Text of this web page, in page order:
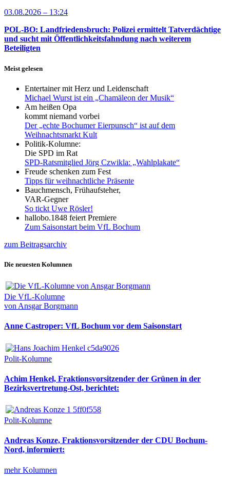
03.08.2026 – 13:24
POL-BO: Landfriedensbruch: Polizei ermittelt Tatverdächtige
und sucht mit Öffentlichkeitsfahndung nach weiterem
Beteiligten
Meist gelesen
Entertainer mit Herz und Leidenschaft
Michael Wurst ist ein „Chamäleon der Musik“
Am heißen Opa
kommt niemand vorbei
Der „echte Bochumer Eierpunsch“ ist auf dem
Weihnachtsmarkt Kult
Politik-Kolumne:
Die SPD im Rat
SPD-Ratsmitglied Jörg Czwikla: „Wahlplakate“
Freude schenken zum Fest
Tipps für weihnachtliche Präsente
Bauchmensch, Frühaufsteher,
VAR-Gegner
So tickt Uwe Rösler!
hallobo.1848 feiert Premiere
Zum Saisonstart beim VfL Bochum
zum Beitragsarchiv
Die neuesten Kolumnen
Die VfL-Kolumne
von Ansgar Borgmann
Anne Castroper: VfL Bochum vor dem Saisonstart
Polit-Kolumne
Achim Henkel, Fraktionsvorsitzender der Grünen in der
Bezirksvertretung-Ost, berichtet:
Polit-Kolumne
Andreas Konze, Fraktionsvorsitzender der CDU Bochum-
Nord, informiert:
mehr Kolumnen